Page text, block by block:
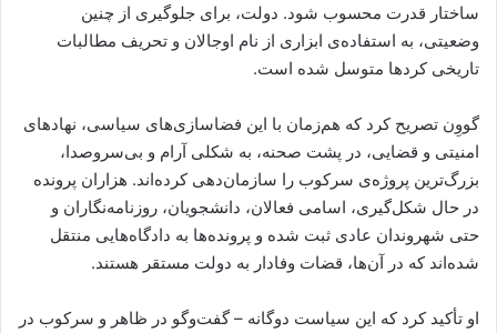
ساختار قدرت محسوب شود. دولت، برای جلوگیری از چنین
وضعیتی، به استفاده‌ی ابزاری از نام اوجالان و تحریف مطالبات
تاریخی کردها متوسل شده است.
گووِن تصریح کرد که هم‌زمان با این فضاسازی‌های سیاسی، نهادهای
امنیتی و قضایی، در پشت صحنه، به شکلی آرام و بی‌سروصدا،
بزرگ‌ترین پروژه‌ی سرکوب را سازمان‌دهی کرده‌اند. هزاران پرونده
در حال شکل‌گیری، اسامی فعالان، دانشجویان، روزنامه‌نگاران و
حتی شهروندان عادی ثبت شده و پرونده‌ها به دادگاه‌هایی منتقل
شده‌اند که در آن‌ها، قضات وفادار به دولت مستقر هستند.
او تأکید کرد که این سیاست دوگانه – گفت‌وگو در ظاهر و سرکوب در